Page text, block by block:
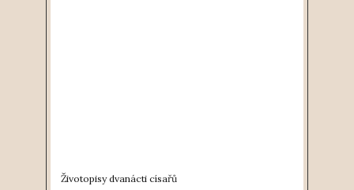
Životopisy dvanácti císařů